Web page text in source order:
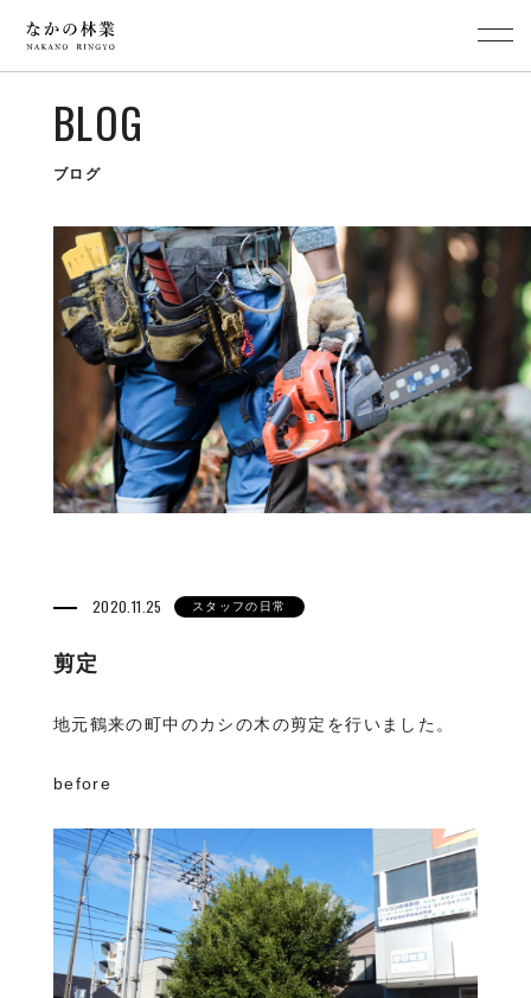
BLOG
ブログ
2020.11.25 スタッフの日常
剪定
地元鶴来の町中のカシの木の剪定を行いました。
before